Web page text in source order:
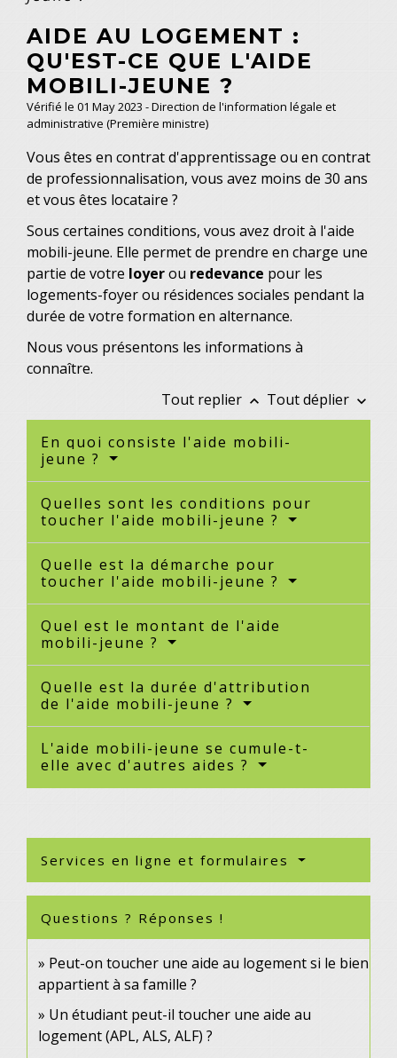
AIDE AU LOGEMENT :
QU'EST-CE QUE L'AIDE
MOBILI-JEUNE ?
Vérifié le 01 May 2023 - Direction de l'information légale et
administrative (Première ministre)
Vous êtes en contrat d'apprentissage ou en contrat
de professionnalisation, vous avez moins de 30 ans
et vous êtes locataire ?
Sous certaines conditions, vous avez droit à l'aide
mobili-jeune. Elle permet de prendre en charge une
partie de votre loyerou redevance pour les
logements-foyer ou résidences sociales pendant la
durée de votre formation en alternance.
Nous vous présentons les informations à
connaître.
Tout replier keyboard_arrow_up Tout déplier keyboard_arrow_down
En quoi consiste l'aide mobili-
jeune ?
Quelles sont les conditions pour
toucher l'aide mobili-jeune ?
Quelle est la démarche pour
toucher l'aide mobili-jeune ?
Quel est le montant de l'aide
mobili-jeune ?
Quelle est la durée d'attribution
de l'aide mobili-jeune ?
L'aide mobili-jeune se cumule-t-
elle avec d'autres aides ?
Services en ligne et formulaires
Questions ? Réponses !
Peut-on toucher une aide au logement si le bien
appartient à sa famille ?
Un étudiant peut-il toucher une aide au
logement (APL, ALS, ALF) ?